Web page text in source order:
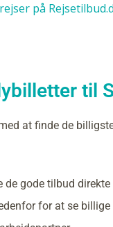
på
til
at finde de
de gode tilbud direkte
for at se